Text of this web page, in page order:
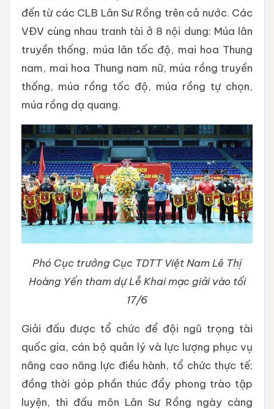
đến từ các CLB Lân Sư Rồng trên cả nước. Các
VĐV cùng nhau tranh tài ở 8 nội dung: Múa lân
truyền thống, múa lân tốc độ, mai hoa Thung
nam, mai hoa Thung nam nữ, múa rồng truyền
thống, múa rồng tốc độ, múa rồng tự chọn,
múa rồng dạ quang.
Phó Cục trưởng Cục TDTT Việt Nam Lê Thị
Hoàng Yến tham dự Lễ Khai mạc giải vào tối
17/6
Giải đấu được tổ chức để đội ngũ trọng tài
quốc gia, cán bộ quản lý và lực lượng phục vụ
nâng cao năng lực điều hành, tổ chức thực tế;
đồng thời góp phần thúc đẩy phong trào tập
luyện, thi đấu môn Lân Sư Rồng ngày càng